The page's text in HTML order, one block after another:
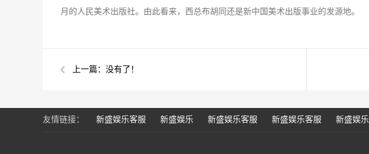
月的人民美术出版社。由此看来，西总布胡同还是新中国美术出版事业的发源地。
上一篇：没有了！
友情链接： 新盛娱乐客服 新盛娱乐 新盛娱乐客服 新盛娱乐客服 新盛娱乐